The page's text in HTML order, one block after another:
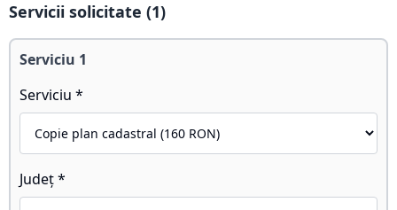
Servicii solicitate (1)
Serviciu 1
Serviciu *
Județ *